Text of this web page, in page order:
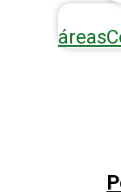
áreas